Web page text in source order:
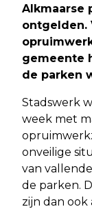
Alkmaarse
ontgelden.
gemeente
de parken
Stadswerk
week met
onveilige
van
de parken.
zijn dan ook